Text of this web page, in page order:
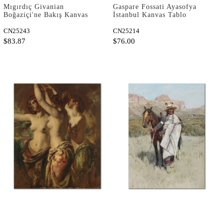
Mıgırdıç Givanian
Boğaziçi'ne Bakış Kanvas
CN25243
$83.87
Gaspare Fossati Ayasofya
İstanbul Kanvas Tablo
CN25214
$76.00